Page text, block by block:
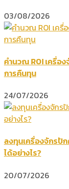
03/08/2026
คำนวณ ROI เครื่อ
การคืนทุน
24/07/2026
ลงทุนเครื่องจักรปั
ได้อย่างไร?
20/07/2026